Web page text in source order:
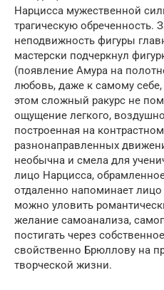
Нарцисса мужественной
трагическую обреченность.
неподвижность фигуры
мастерски подчеркнул
(появление Амура на
любовь, даже к самому
этом сложный ракурс не
ощущение легкого,
построенная на
разнонаправленных
необычна и смела для
лицо Нарцисса,
отдаленно напоминает
можно уловить
желание самоанализа,
постигать через
свойственно Брюллову на
творческой жизни.